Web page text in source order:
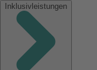
Inklusivleistungen